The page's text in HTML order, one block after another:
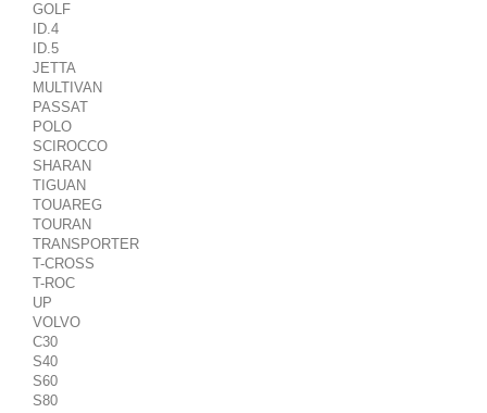
GOLF
ID.4
ID.5
JETTA
MULTIVAN
PASSAT
POLO
SCIROCCO
SHARAN
TIGUAN
TOUAREG
TOURAN
TRANSPORTER
T-CROSS
T-ROC
UP
VOLVO
C30
S40
S60
S80